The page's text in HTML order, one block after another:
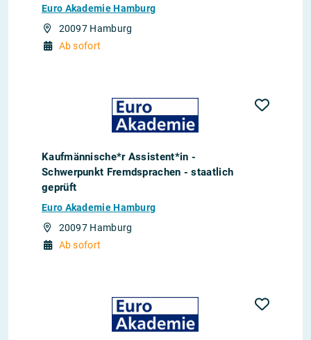
Euro Akademie Hamburg
20097 Hamburg
Ab sofort
Kaufmännische*r Assistent*in -
Schwerpunkt Fremdsprachen - staatlich
geprüft
Euro Akademie Hamburg
20097 Hamburg
Ab sofort